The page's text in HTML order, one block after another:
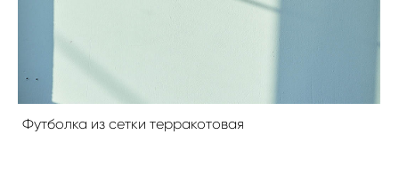
Футболка из сетки терракотовая